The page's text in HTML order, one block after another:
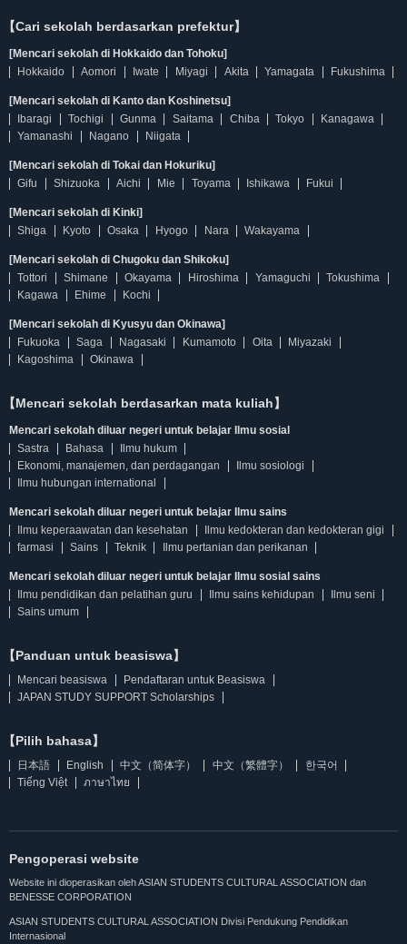
【Cari sekolah berdasarkan prefektur】
[Mencari sekolah di Hokkaido dan Tohoku]
Hokkaido
Aomori Iwate Miyagi Akita Yamagata Fukushima
[Mencari sekolah di Kanto dan Koshinetsu]
Ibaragi
Tochigi Gunma Saitama Chiba Tokyo
Kanagawa
Yamanashi
Nagano Niigata
[Mencari sekolah di Tokai dan Hokuriku]
Gifu
Shizuoka Aichi Mie Toyama Ishikawa Fukui
[Mencari sekolah di Kinki]
Shiga
Kyoto Osaka Hyogo Nara Wakayama
[Mencari sekolah di Chugoku dan Shikoku]
Tottori
Shimane Okayama Hiroshima Yamaguchi
Tokushima
Kagawa
Ehime Kochi
[Mencari sekolah di Kyusyu dan Okinawa]
Fukuoka
Saga Nagasaki Kumamoto Oita
Miyazaki
Kagoshima
Okinawa
【Mencari sekolah berdasarkan mata kuliah】
Mencari sekolah diluar negeri untuk belajar Ilmu sosial
Sastra
Bahasa
Ilmu hukum
Ekonomi, manajemen, dan perdagangan
Ilmu sosiologi
Ilmu hubungan international
Mencari sekolah diluar negeri untuk belajar Ilmu sains
Ilmu keperaawatan dan kesehatan
Ilmu kedokteran dan kedokteran gigi
farmasi
Sains Teknik Ilmu pertanian dan perikanan
Mencari sekolah diluar negeri untuk belajar Ilmu sosial sains
Ilmu pendidikan dan pelatihan guru
Ilmu sains kehidupan
Ilmu seni
Sains umum
【Panduan untuk beasiswa】
Mencari beasiswa
Pendaftaran untuk Beasiswa
JAPAN STUDY SUPPORT Scholarships
【Pilih bahasa】
日本語 English 中文（简体字） 中文（繁體字）
한국어
Tiếng Việt
ภาษาไทย
Pengoperasi website
Website ini dioperasikan oleh ASIAN STUDENTS CULTURAL ASSOCIATION dan
BENESSE CORPORATION
ASIAN STUDENTS CULTURAL ASSOCIATION Divisi Pendukung Pendidikan
Internasional